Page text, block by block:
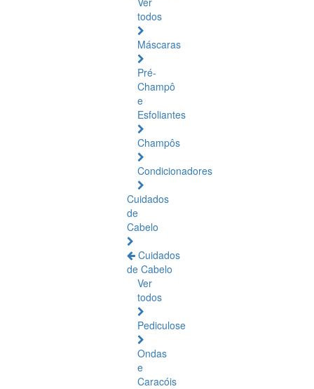
todos
Máscaras
Pré-
Champô
e
Esfoliantes
Champôs
Condicionadores
Cuidados
de
Cabelo
Cuidados
de Cabelo
Ver
todos
Pediculose
Ondas
e
Caracóis